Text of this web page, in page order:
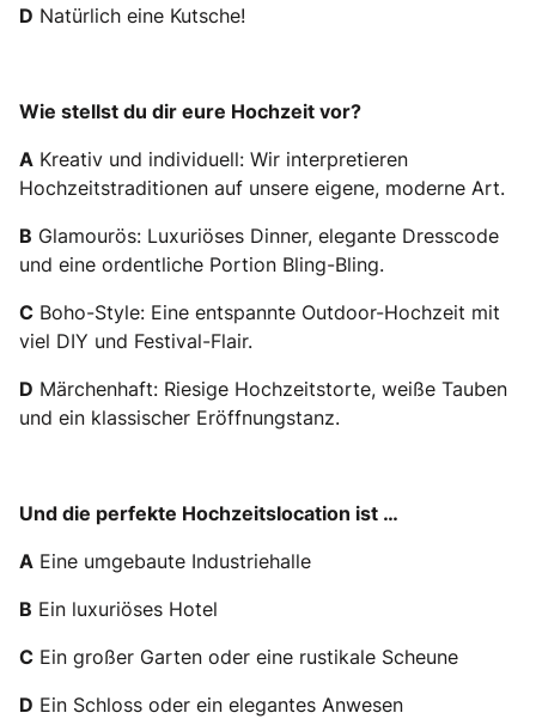
D Natürlich eine Kutsche!
Wie stellst du dir eure Hochzeit vor?
A Kreativ und individuell: Wir interpretieren
Hochzeitstraditionen auf unsere eigene, moderne Art.
B Glamourös: Luxuriöses Dinner, elegante Dresscode
und eine ordentliche Portion Bling-Bling.
C Boho-Style: Eine entspannte Outdoor-Hochzeit mit
viel DIY und Festival-Flair.
D Märchenhaft: Riesige Hochzeitstorte, weiße Tauben
und ein klassischer Eröffnungstanz.
Und die perfekte Hochzeitslocation ist …
A Eine umgebaute Industriehalle
B Ein luxuriöses Hotel
C Ein großer Garten oder eine rustikale Scheune
D Ein Schloss oder ein elegantes Anwesen